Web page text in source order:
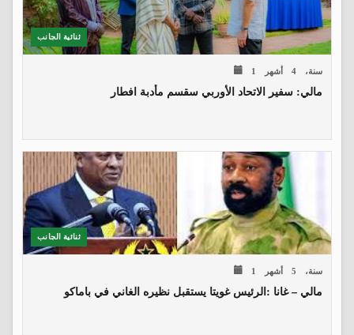
ثنائية الجانب
1 سنة، 4 أشهر
مالي: سفير الاتحاد الأوربي سقسم مأدبة افطار
ثنائية الجانب
1 سنة، 5 أشهر
مالي – غانا :الرئيس غويتا يستقبل نظيره الغاني في باماكو